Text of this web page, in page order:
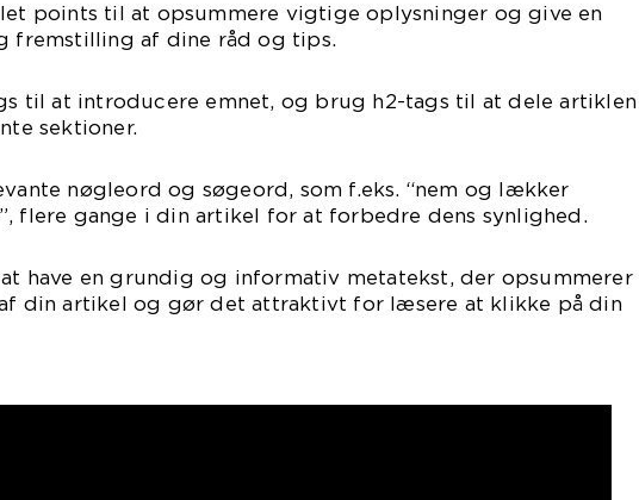
points til at opsummere vigtige oplysninger og give en
fremstilling af dine råd og tips.
til at introducere emnet, og brug h2-tags til at dele artiklen
sektioner.
nøgleord og søgeord, som f.eks. “nem og lækker
flere gange i din artikel for at forbedre dens synlighed.
have en grundig og informativ metatekst, der opsummerer
din artikel og gør det attraktivt for læsere at klikke på din